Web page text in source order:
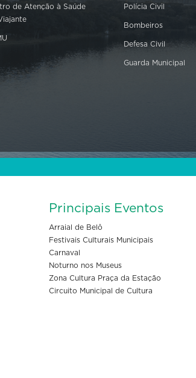
de Atenção à Saúde
Polícia Civil
Bombeiros
Defesa Civil
Guarda Municipal
Principais Eventos
Arraial de Belô
Festivais Culturais Municipais
Carnaval
Noturno nos Museus
Zona Cultura Praça da Estação
Circuito Municipal de Cultura